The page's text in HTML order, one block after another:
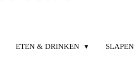
ETEN & DRINKEN SLAPEN